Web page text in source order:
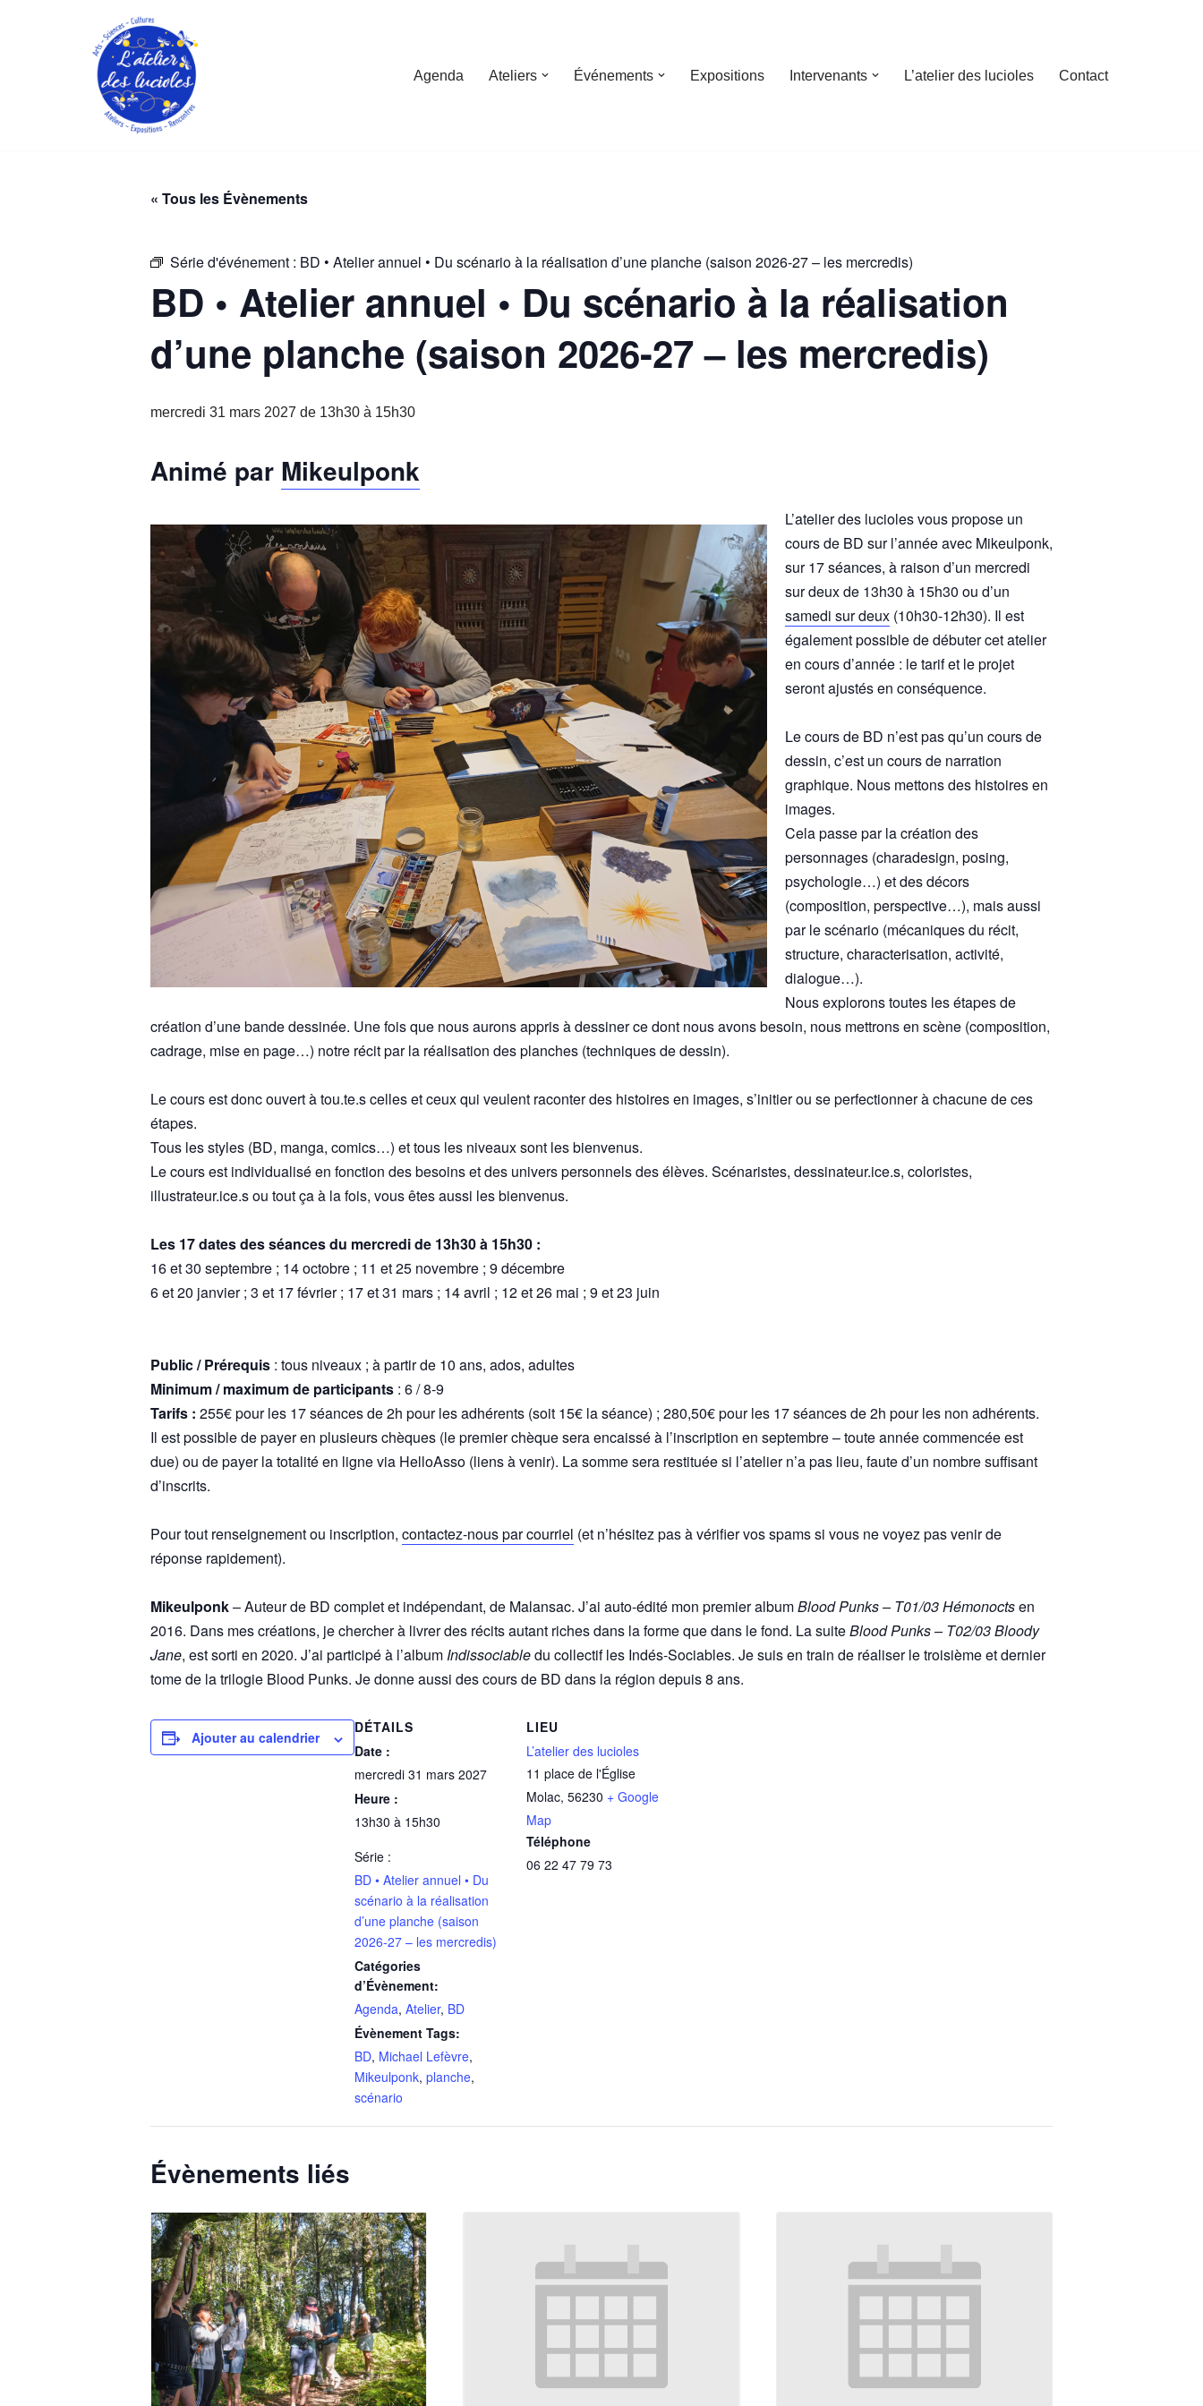
Agenda Ateliers Événements Expositions Intervenants L’atelier des lucioles Contact
« Tous les Évènements
Série d'événement : BD • Atelier annuel • Du scénario à la réalisation d’une planche (saison 2026-27 – les mercredis)
BD • Atelier annuel • Du scénario à la réalisation
d’une planche (saison 2026-27 – les mercredis)
mercredi 31 mars 2027 de 13h30 à 15h30
Animé par Mikeulponk
L’atelier des lucioles vous propose un
cours de BD sur l’année avec Mikeulponk,
sur 17 séances, à raison d’un mercredi
sur deux de 13h30 à 15h30 ou d’un
samedi sur deux (10h30-12h30). Il est
également possible de débuter cet atelier
en cours d’année : le tarif et le projet
seront ajustés en conséquence.
Le cours de BD n’est pas qu’un cours de
dessin, c’est un cours de narration
graphique. Nous mettons des histoires en
images.
Cela passe par la création des
personnages (charadesign, posing,
psychologie…) et des décors
(composition, perspective…), mais aussi
par le scénario (mécaniques du récit,
structure, characterisation, activité,
dialogue…).
Nous explorons toutes les étapes de
création d’une bande dessinée. Une fois que nous aurons appris à dessiner ce dont nous avons besoin, nous mettrons en scène (composition,
cadrage, mise en page…) notre récit par la réalisation des planches (techniques de dessin).
Le cours est donc ouvert à tou.te.s celles et ceux qui veulent raconter des histoires en images, s’initier ou se perfectionner à chacune de ces
étapes.
Tous les styles (BD, manga, comics…) et tous les niveaux sont les bienvenus.
Le cours est individualisé en fonction des besoins et des univers personnels des élèves. Scénaristes, dessinateur.ice.s, coloristes,
illustrateur.ice.s ou tout ça à la fois, vous êtes aussi les bienvenus.
Les 17 dates des séances du mercredi de 13h30 à 15h30 :
16 et 30 septembre ; 14 octobre ; 11 et 25 novembre ; 9 décembre
6 et 20 janvier ; 3 et 17 février ; 17 et 31 mars ; 14 avril ; 12 et 26 mai ; 9 et 23 juin
Public / Prérequis : tous niveaux ; à partir de 10 ans, ados, adultes
Minimum / maximum de participants : 6 / 8-9
Tarifs : 255€ pour les 17 séances de 2h pour les adhérents (soit 15€ la séance) ; 280,50€ pour les 17 séances de 2h pour les non adhérents.
Il est possible de payer en plusieurs chèques (le premier chèque sera encaissé à l’inscription en septembre – toute année commencée est
due) ou de payer la totalité en ligne via HelloAsso (liens à venir). La somme sera restituée si l’atelier n’a pas lieu, faute d’un nombre suffisant
d’inscrits.
Pour tout renseignement ou inscription, contactez-nous par courriel (et n’hésitez pas à vérifier vos spams si vous ne voyez pas venir de
réponse rapidement).
Mikeulponk– Auteur de BD complet et indépendant, de Malansac. J’ai auto-édité mon premier albumBlood Punks – T01/03 Hémonoctsen
2016. Dans mes créations, je chercher à livrer des récits autant riches dans la forme que dans le fond. La suiteBlood Punks – T02/03 Bloody
Jane, est sorti en 2020. J’ai participé à l’album Indissociabledu collectif les Indés-Sociables. Je suis en train de réaliser le troisième et dernier
tome de la trilogie Blood Punks. Je donne aussi des cours de BD dans la région depuis 8 ans.
Ajouter au calendrier
DÉTAILS
Date :
mercredi 31 mars 2027
Heure :
13h30 à 15h30
Série :
BD • Atelier annuel • Du
scénario à la réalisation
d’une planche (saison
2026-27 – les mercredis)
Catégories
d’Évènement:
Agenda, Atelier, BD
Évènement Tags:
BD, Michael Lefèvre,
Mikeulponk, planche,
scénario
LIEU
L’atelier des lucioles
11 place de l'Église
Molac, 56230 + Google
Map
Téléphone
06 22 47 79 73
Évènements liés